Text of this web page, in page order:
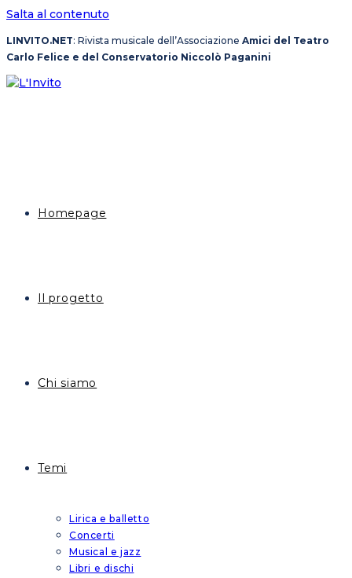
Salta al contenuto
LINVITO.NET: Rivista musicale dell’Associazione Amici del Teatro
Carlo Felice e del Conservatorio Niccolò Paganini
Homepage
Il progetto
Chi siamo
Temi
Lirica e balletto
Concerti
Musical e jazz
Libri e dischi